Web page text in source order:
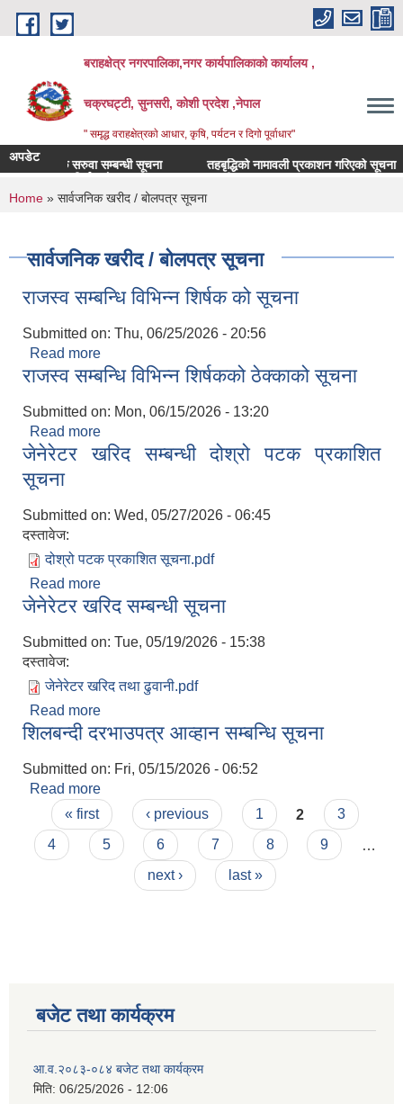
Skip to main content
बराहक्षेत्र नगरपालिका,नगर कार्यपालिकाको कार्यालय ,
चक्रघट्टी, सुनसरी, कोशी प्रदेश ,नेपाल
" समृद्ध वराहक्षेत्रकाे आधार, कृषि, पर्यटन र दिगो पूर्वाधार"
अपडेट
शिक्षक सरुवा सम्बन्धी सूचना
तहबृद्धिको नामावली प्रकाशन गरिएको सूचना
You are here
Home » सार्वजनिक खरीद / बोलपत्र सूचना
सार्वजनिक खरीद / बोलपत्र सूचना
राजस्व सम्बन्धि विभिन्न शिर्षक को सूचना
Submitted on: Thu, 06/25/2026 - 20:56
Read more
राजस्व सम्बन्धि विभिन्‍न शिर्षकको ठेक्काको सूचना
Submitted on: Mon, 06/15/2026 - 13:20
Read more
जेनेरेटर खरिद सम्बन्धी दोश्रो पटक प्रकाशित
सूचना
Submitted on: Wed, 05/27/2026 - 06:45
दस्तावेज:
दोश्रो पटक प्रकाशित सूचना.pdf
Read more
जेनेरेटर खरिद सम्बन्धी सूचना
Submitted on: Tue, 05/19/2026 - 15:38
दस्तावेज:
जेनेरेटर खरिद तथा ढुवानी.pdf
Read more
शिलबन्दी दरभाउपत्र आव्हान सम्बन्धि सूचना
Submitted on: Fri, 05/15/2026 - 06:52
Read more
Pages
« first ‹ previous 1 2
3
4
5 6 7 8 9
next ›
last »
बजेट तथा कार्यक्रम
आ.व.२०८३-०८४ बजेट तथा कार्यक्रम
मिति: 06/25/2026 - 12:06